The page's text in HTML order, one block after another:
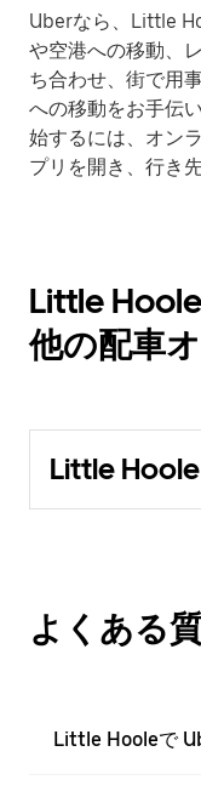
Uberなら、Little
や空港への移動、
ち合わせ、街で用
への移動をお手伝
始するには、オン
プリを開き、行き
Little
他の配車
Little
よくある
Little Hooleで